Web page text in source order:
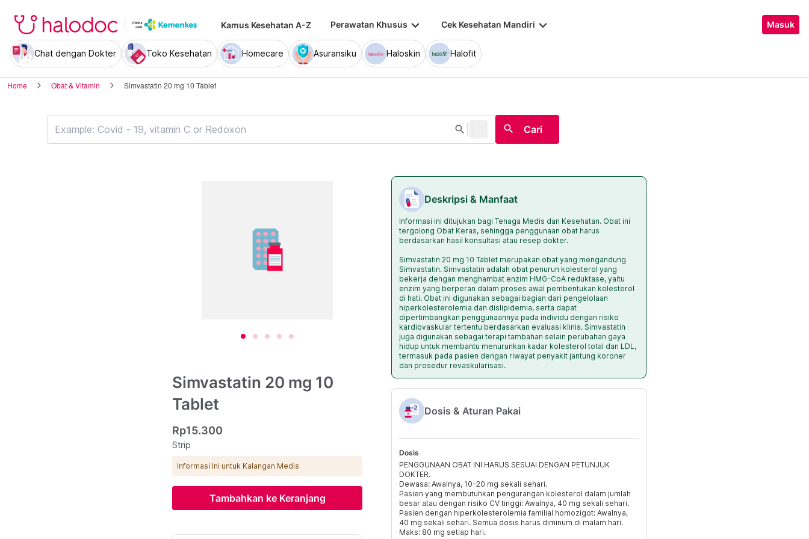
Kamus Kesehatan A-Z Perawatan Khusus keyboard_arrow_down Cek Kesehatan Mandiri keyboard_arrow_down Masuk
Chat dengan Dokter Toko Kesehatan Homecare Asuransiku Haloskin Halofit
Home Obat & Vitamin Simvastatin 20 mg 10 Tablet
search search Cari
Simvastatin 20 mg 10
Tablet
Rp15.300
Strip
Informasi Ini untuk Kalangan Medis
Tambahkan ke Keranjang
Deskripsi & Manfaat
Informasi ini ditujukan bagi Tenaga Medis dan Kesehatan. Obat ini
tergolong Obat Keras, sehingga penggunaan obat harus
berdasarkan hasil konsultasi atau resep dokter.
Simvastatin 20 mg 10 Tablet merupakan obat yang mengandung
Simvastatin. Simvastatin adalah obat penurun kolesterol yang
bekerja dengan menghambat enzim HMG-CoA reduktase, yaitu
enzim yang berperan dalam proses awal pembentukan kolesterol
di hati. Obat ini digunakan sebagai bagian dari pengelolaan
hiperkolesterolemia dan dislipidemia, serta dapat
dipertimbangkan penggunaannya pada individu dengan risiko
kardiovaskular tertentu berdasarkan evaluasi klinis. Simvastatin
juga digunakan sebagai terapi tambahan selain perubahan gaya
hidup untuk membantu menurunkan kadar kolesterol total dan LDL,
termasuk pada pasien dengan riwayat penyakit jantung koroner
dan prosedur revaskularisasi.
Dosis & Aturan Pakai
Dosis
PENGGUNAAN OBAT INI HARUS SESUAI DENGAN PETUNJUK
DOKTER.
Dewasa: Awalnya, 10-20 mg sekali sehari.
Pasien yang membutuhkan pengurangan kolesterol dalam jumlah
besar atau dengan risiko CV tinggi: Awalnya, 40 mg sekali sehari.
Pasien dengan hiperkolesterolemia familial homozigot: Awalnya,
40 mg sekali sehari. Semua dosis harus diminum di malam hari.
Maks: 80 mg setiap hari.